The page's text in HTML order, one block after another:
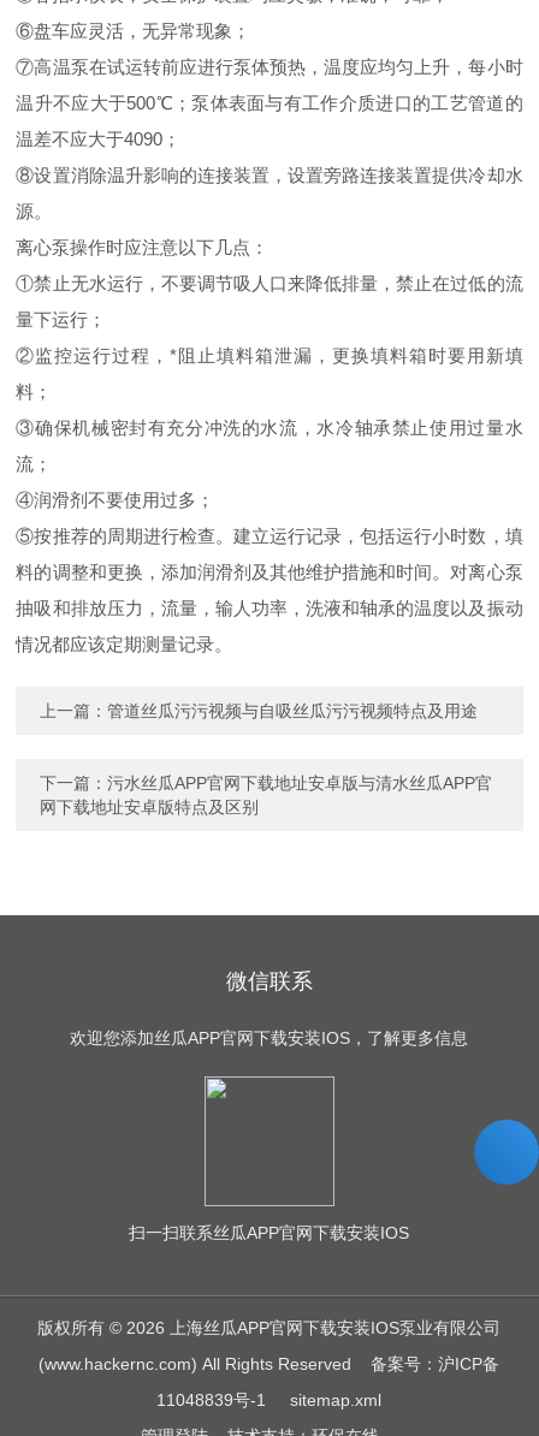
⑥盘车应灵活，无异常现象；
⑦高温泵在试运转前应进行泵体预热，温度应均匀上升，每小时
温升不应大于500℃；泵体表面与有工作介质进口的工艺管道的
温差不应大于4090；
⑧设置消除温升影响的连接装置，设置旁路连接装置提供冷却水
源。
离心泵操作时应注意以下几点：
①禁止无水运行，不要调节吸人口来降低排量，禁止在过低的流
量下运行；
②监控运行过程，*阻止填料箱泄漏，更换填料箱时要用新填
料；
③确保机械密封有充分冲洗的水流，水冷轴承禁止使用过量水
流；
④润滑剂不要使用过多；
⑤按推荐的周期进行检查。建立运行记录，包括运行小时数，填
料的调整和更换，添加润滑剂及其他维护措施和时间。对离心泵
抽吸和排放压力，流量，输人功率，洗液和轴承的温度以及振动
情况都应该定期测量记录。
上一篇：管道丝瓜污污视频与自吸丝瓜污污视频特点及用途
下一篇：污水丝瓜APP官网下载地址安卓版与清水丝瓜APP官
网下载地址安卓版特点及区别
微信联系
欢迎您添加丝瓜APP官网下载安装IOS，了解更多信息
扫一扫联系丝瓜APP官网下载安装IOS
版权所有 © 2026 上海丝瓜APP官网下载安装IOS泵业有限公司
(www.hackernc.com) All Rights Reserved备案号：沪ICP备
11048839号-1
sitemap.xml